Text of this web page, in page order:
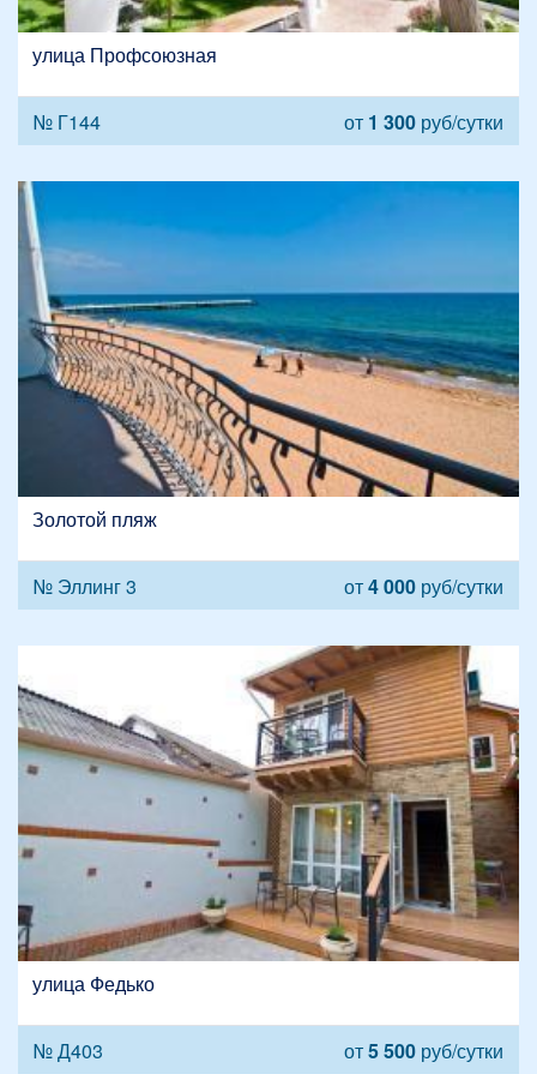
улица Профсоюзная
№ Г144 от 1 300 руб/сутки
Золотой пляж
№ Эллинг 3 от4 000 руб/сутки
улица Федько
№ Д403 от5 500 руб/сутки